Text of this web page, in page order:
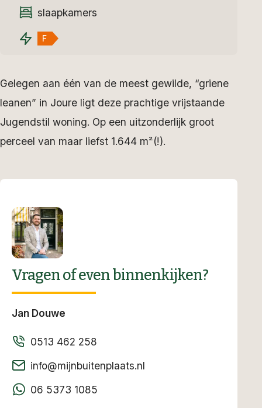
slaapkamers
F
Gelegen aan één van de meest gewilde, “griene
leanen” in Joure ligt deze prachtige vrijstaande
Jugendstil woning. Op een uitzonderlijk groot
perceel van maar liefst 1.644 m²(!).
Vragen of even binnenkijken?
Jan Douwe
0513 462 258
info@mijnbuitenplaats.nl
06 5373 1085